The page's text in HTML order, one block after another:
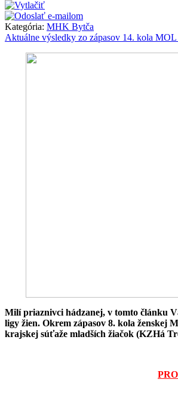
Kategória: MHK Bytča
Aktuálne výsledky zo zápasov 14. kola
Milí priaznivci hádzanej, v tomto článku
ligy žien. Okrem zápasov 8. kola ženskej
krajskej súťaže mladších žiačok (KZHá